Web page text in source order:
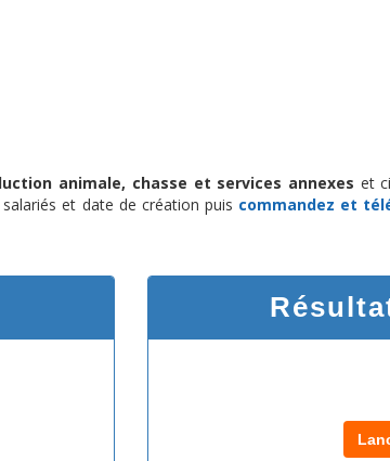
animale, chasse et services annexes et
et date de création puis commandez et